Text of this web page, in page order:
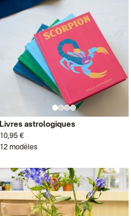
Livres astrologiques
10,95 €
12 modèles